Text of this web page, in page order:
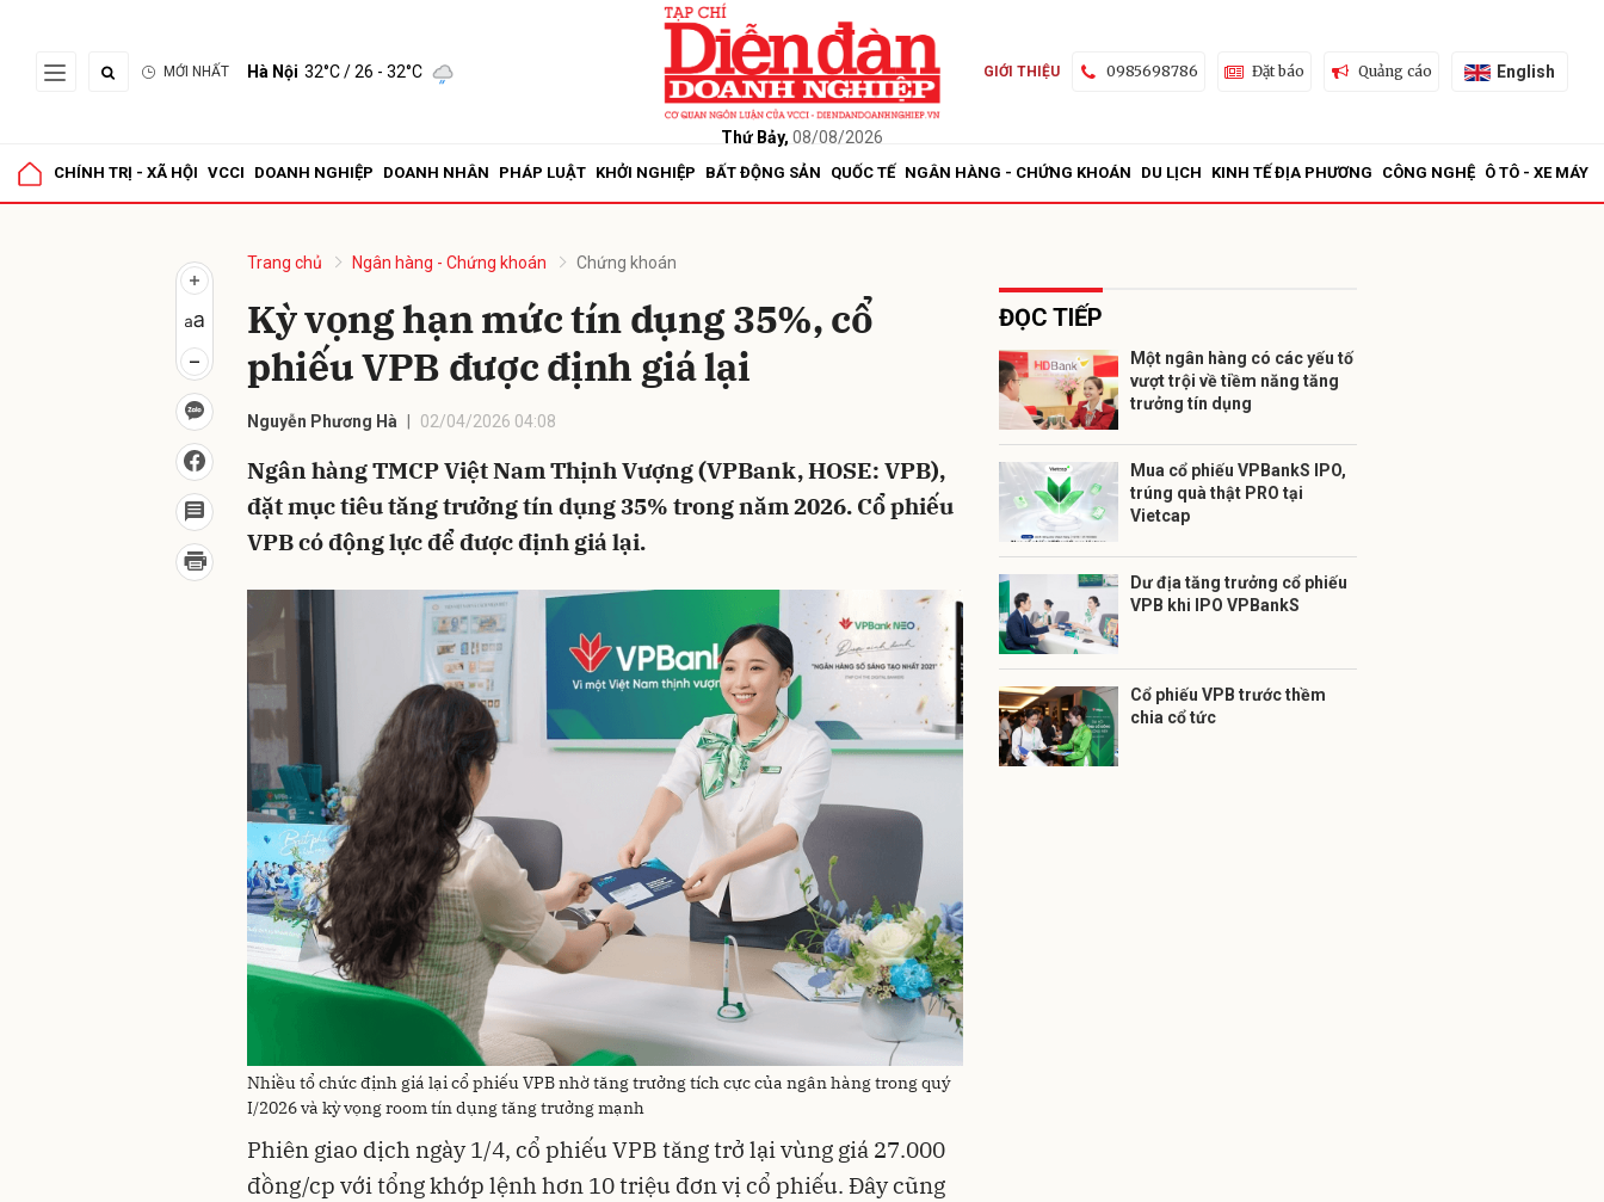
MỚI NHẤT Hà Nội 32°C/ 26 - 32°C
Thứ Bảy, 08/08/2026
GIỚI THIỆU 0985698786 Đặt báo Quảng cáo English
CHÍNH TRỊ - XÃ HỘI VCCI DOANH NGHIỆP DOANH NHÂN PHÁP LUẬT KHỞI NGHIỆP BẤT ĐỘNG SẢN QUỐC TẾ NGÂN HÀNG - CHỨNG KHOÁN DU LỊCH KINH TẾ ĐỊA PHƯƠNG CÔNG NGHỆ Ô TÔ - XE MÁY
Trang chủ Ngân hàng - Chứng khoán Chứng khoán
Kỳ vọng hạn mức tín dụng 35%, cổ
phiếu VPB được định giá lại
Nguyễn Phương Hà 02/04/2026 04:08
Ngân hàng TMCP Việt Nam Thịnh Vượng (VPBank, HOSE: VPB),
đặt mục tiêu tăng trưởng tín dụng 35% trong năm 2026. Cổ phiếu
VPB có động lực để được định giá lại.
Nhiều tổ chức định giá lại cổ phiếu VPB nhờ tăng trưởng tích cực của ngân hàng trong quý
I/2026 và kỳ vọng room tín dụng tăng trưởng mạnh
Phiên giao dịch ngày 1/4, cổ phiếu VPB tăng trở lại vùng giá 27.000
đồng/cp với tổng khớp lệnh hơn 10 triệu đơn vị cổ phiếu. Đây cũng
ĐỌC TIẾP
Một ngân hàng có các yếu tố
vượt trội về tiềm năng tăng
trưởng tín dụng
Mua cổ phiếu VPBankS IPO,
trúng quà thật PRO tại
Vietcap
Dư địa tăng trưởng cổ phiếu
VPB khi IPO VPBankS
Cổ phiếu VPB trước thềm
chia cổ tức
Gửi